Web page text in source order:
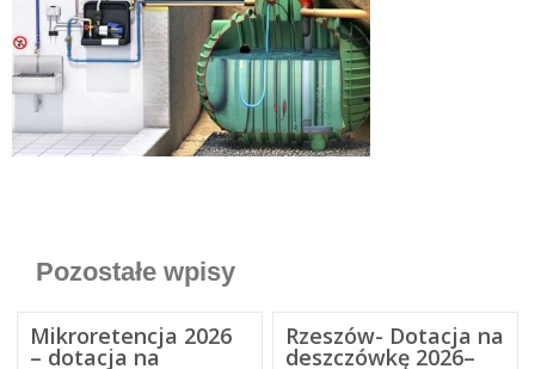
Pozostałe wpisy
Mikroretencja 2026
– dotacja na
Rzeszów- Dotacja na
deszczówkę 2026–